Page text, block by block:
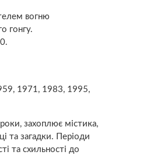
вогню
гонгу.
1971, 1983, 1995,
захоплює містика,
та загадки. Періоди
та схильності до